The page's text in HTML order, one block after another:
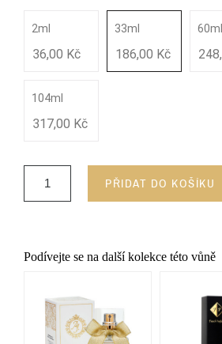
2ml
36,00 Kč
33ml
186,00 Kč
60ml
104ml
317,00 Kč
PŘIDAT DO KOŠÍKU
Podívejte se na další kolekce této vůně